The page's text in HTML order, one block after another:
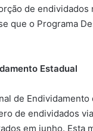
de
que o Programa
Estadual
de
de endividados
em junho.